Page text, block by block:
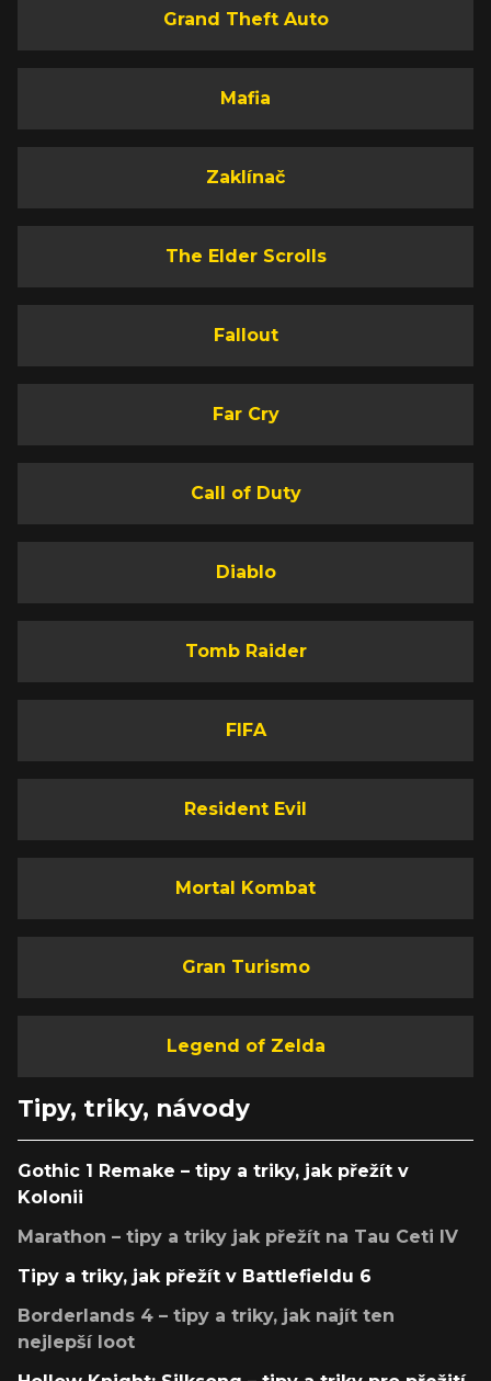
Grand Theft Auto
Mafia
Zaklínač
The Elder Scrolls
Fallout
Far Cry
Call of Duty
Diablo
Tomb Raider
FIFA
Resident Evil
Mortal Kombat
Gran Turismo
Legend of Zelda
Tipy, triky, návody
Gothic 1 Remake – tipy a triky, jak přežít v
Kolonii
Marathon – tipy a triky jak přežít na Tau Ceti IV
Tipy a triky, jak přežít v Battlefieldu 6
Borderlands 4 – tipy a triky, jak najít ten
nejlepší loot